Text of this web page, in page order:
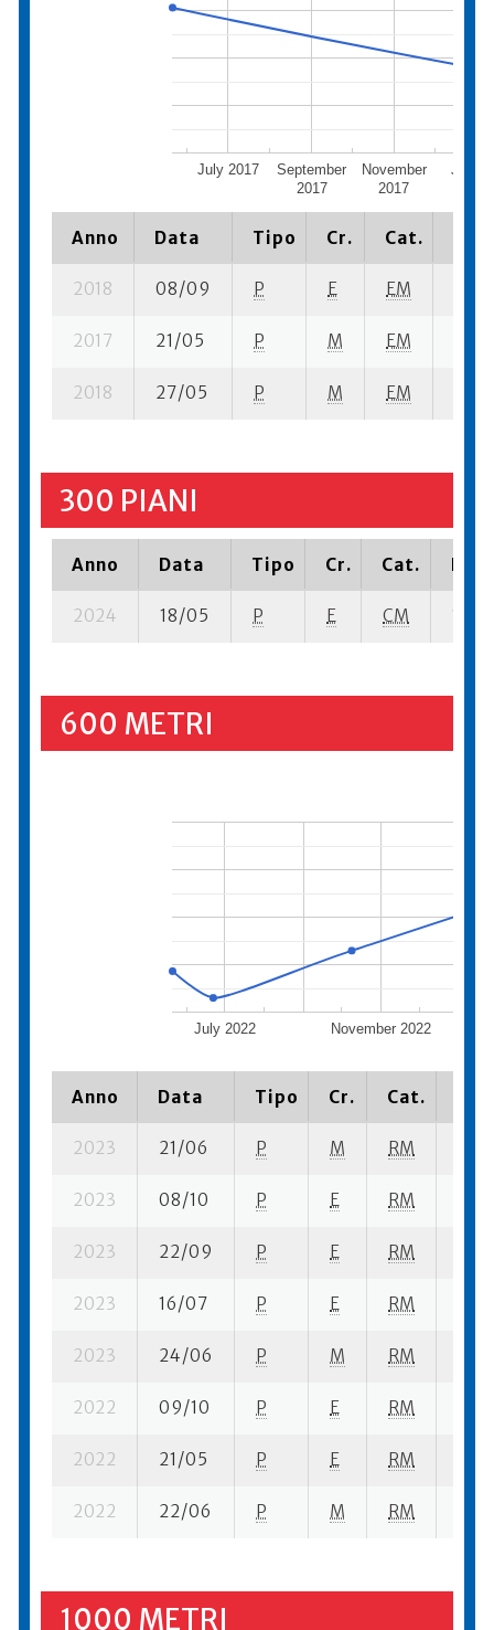
July 2017
September
2017
November
2017
Anno Data Tipo Cr. Cat.
2018 08/09 P E EM
2017 21/05 P M EM
2018 27/05 P M EM
300 PIANI
Anno Data Tipo Cr. Cat.
2024 18/05 P E CM 1 se-
600 METRI
July 2022 November 2022
Anno Data Tipo Cr. Cat.
2023 21/06 P M RM
2023 08/10 P E RM
2023 22/09 P E RM
2023 16/07 P E RM
2023 24/06 P M RM
2022 09/10 P E RM
2022 21/05 P E RM
2022 22/06 P M RM
1000 METRI